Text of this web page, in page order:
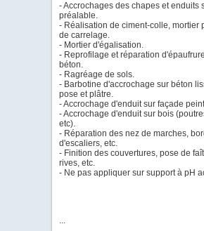
- Accrochages des chapes et enduits
préalable.
- Réalisation de ciment-colle, mortier
de carrelage.
- Mortier d'égalisation.
- Reprofilage et réparation
béton.
- Ragréage de sols.
- Barbotine d'accrochage sur béton
pose et plâtre.
- Accrochage d'enduit sur façade
- Accrochage d'enduit sur bois
etc).
- Réparation des nez de marches,
d'escaliers, etc.
- Finition des couvertures, pose de
rives, etc.
- Ne pas appliquer sur support à pH
...